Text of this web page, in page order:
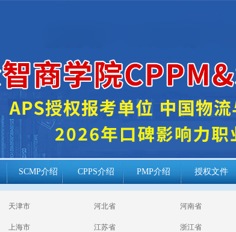
SCMP介绍 CPPS介绍 PMP介绍 授权文件
天津市 河北省 河南省
上海市 江苏省 浙江省